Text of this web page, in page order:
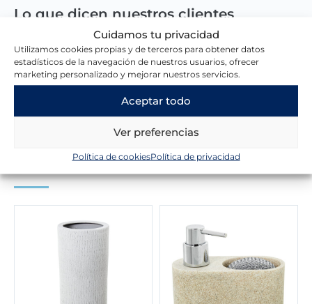
Cuidamos tu privacidad
Utilizamos cookies propias y de terceros para obtener datos
estadísticos de la navegación de nuestros usuarios, ofrecer
marketing personalizado y mejorar nuestros servicios.
Aceptar todo
Ver preferencias
Política de cookiesPolítica de privacidad
Lo que dicen nuestros clientes
Escribir una reseña